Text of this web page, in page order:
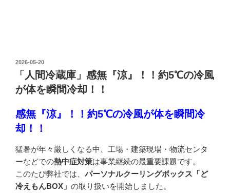
投
2026-05-20
「人間冷蔵庫」感無『涼』！！約5℃の冷風
が体を瞬間冷却！！
感無『涼』！！約5℃の冷風が体を瞬間冷
却！！
猛暑が年々厳しくなる中、工場・建築現場・物流センタ
ーなどでの熱中症対策は事業継続の最重要課題です。
このたび弊社では、 パーソナルクーリングボックス「ど
冷えもんBOX」 の取り扱いを開始しました。